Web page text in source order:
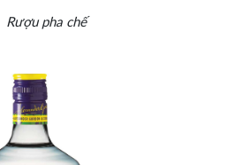
Rượu pha chế